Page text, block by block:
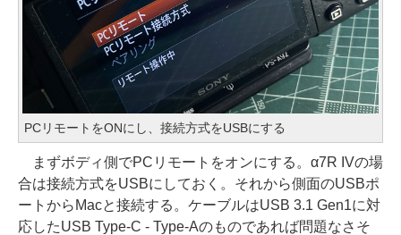
PCリモートをONにし、接続方式をUSBにする
まずボディ側でPCリモートをオンにする。α7R IVの場
合は接続方式をUSBにしておく。それから側面のUSBポ
ートからMacと接続する。ケーブルはUSB 3.1 Gen1に対
応したUSB Type-C - Type-Aのものであれば問題なさそ